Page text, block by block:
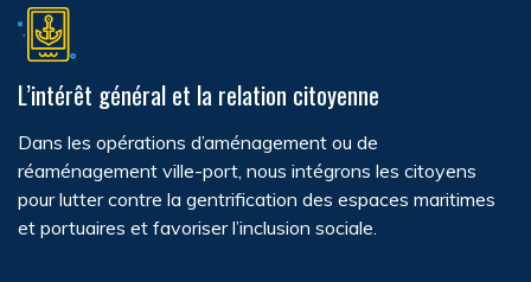
L’intérêt général et la relation citoyenne
Dans les opérations d’aménagement ou de
réaménagement ville-port, nous intégrons les citoyens
pour lutter contre la gentrification des espaces maritimes
et portuaires et favoriser l’inclusion sociale.